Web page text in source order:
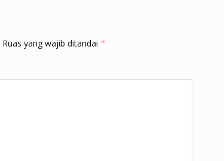
Ruas yang wajib ditandai *